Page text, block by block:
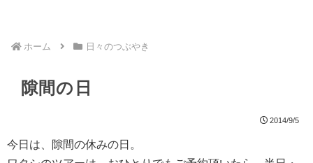
ホーム 日々のつぶやき
隙間の日
2014/9/5
今日は、隙間の休みの日。